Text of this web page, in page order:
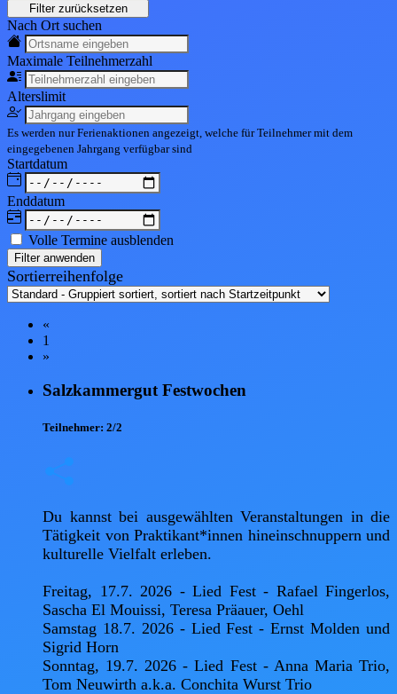
Nach Ort suchen
Maximale Teilnehmerzahl
Alterslimit
Es werden nur Ferienaktionen angezeigt, welche für Teilnehmer mit dem
eingegebenen Jahrgang verfügbar sind
Startdatum
Enddatum
Volle Termine ausblenden
Filter anwenden
Sortierreihenfolge
«
1
»
Salzkammergut Festwochen
Teilnehmer: 2/2
Du kannst bei ausgewählten Veranstaltungen in die
Tätigkeit von Praktikant*innen hineinschnuppern und
kulturelle Vielfalt erleben.
Freitag, 17.7. 2026 - Lied Fest - Rafael Fingerlos,
Sascha El Mouissi, Teresa Präauer, Oehl
Samstag 18.7. 2026 - Lied Fest - Ernst Molden und
Sigrid Horn
Sonntag, 19.7. 2026 - Lied Fest - Anna Maria Trio,
Tom Neuwirth a.k.a. Conchita Wurst Trio